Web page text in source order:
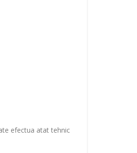
efectua atat tehnic